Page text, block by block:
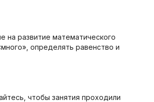
на развитие математического
определять равенство и
чтобы занятия проходили